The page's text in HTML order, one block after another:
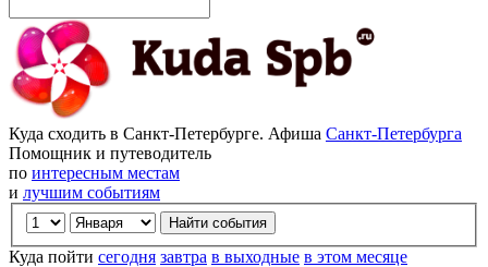
Куда сходить в Санкт-Петербурге. Афиша Санкт-Петербурга
Помощник и путеводитель
по интересным местам
и лучшим событиям
Куда пойти сегодня завтра в выходные в этом месяце